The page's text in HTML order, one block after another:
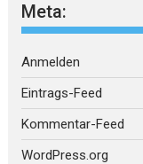
Meta:
Anmelden
Eintrags-Feed
Kommentar-Feed
WordPress.org